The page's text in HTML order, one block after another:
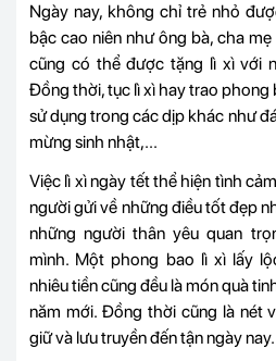
Ngày nay, không chỉ trẻ nhỏ
bậc cao niên như ông bà, cha
cũng có thể được tặng lì xì với
Đồng thời, tục lì xì hay trao
sử dụng trong các dịp khác như
mừng sinh nhật,...
Việc lì xì ngày tếtthể hiện tình
người gửi về những điều tốt đẹp
những người thân yêu quan
mình. Một phong bao lì xì lấy
nhiêu tiền cũng đều là món quà
năm mới. Đồng thời cũng là nét
giữ và lưu truyền đến tận ngày nay.